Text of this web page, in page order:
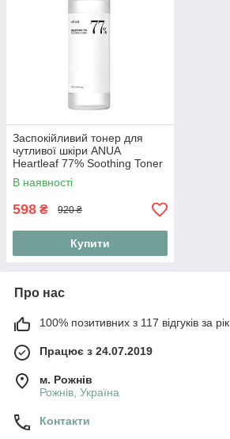
Заспокійливий тонер для
чутливої шкіри ANUA
Heartleaf 77% Soothing Toner
250 мл
В наявності
598 ₴ 920 ₴
Купити
Про нас
100% позитивних з 117 відгуків за рік
Працює з 24.07.2019
м. Рожнів
Рожнів, Україна
Контакти